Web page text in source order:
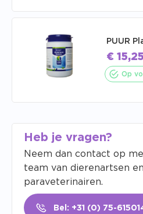
PUUR
€ 15,25
Op
Heb je vragen?
Neem dan contact op
team van dierenartsen en
paraveterinairen.
Bel: +31 (0) 75-